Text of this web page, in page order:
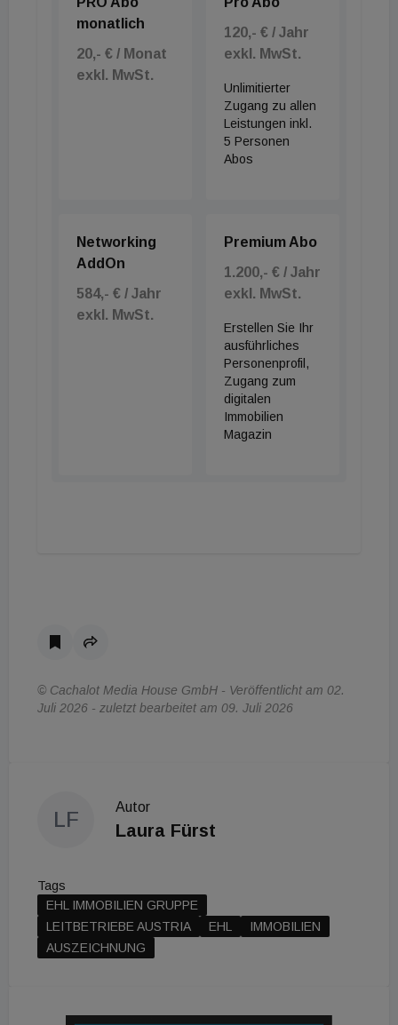
monatlich
20,- € / Monat
exkl. MwSt.
120,- € / Jahr
exkl. MwSt.
Unlimitierter
Zugang zu allen
Leistungen inkl.
5 Personen
Abos
Networking
AddOn
584,- € / Jahr
exkl. MwSt.
Premium Abo
1.200,- € / Jahr
exkl. MwSt.
Erstellen Sie Ihr
ausführliches
Personenprofil,
Zugang zum
digitalen
Immobilien
Magazin
© Cachalot Media House GmbH - Veröffentlicht am 02.
Juli 2026 - zuletzt bearbeitet am 09. Juli 2026
LF
Autor
Laura Fürst
Tags
EHL IMMOBILIEN GRUPPE
LEITBETRIEBE AUSTRIA
EHL
IMMOBILIEN
AUSZEICHNUNG